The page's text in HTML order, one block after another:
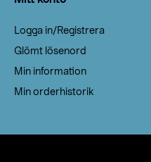
Logga in/Registrera
Glömt lösenord
Min information
Min orderhistorik